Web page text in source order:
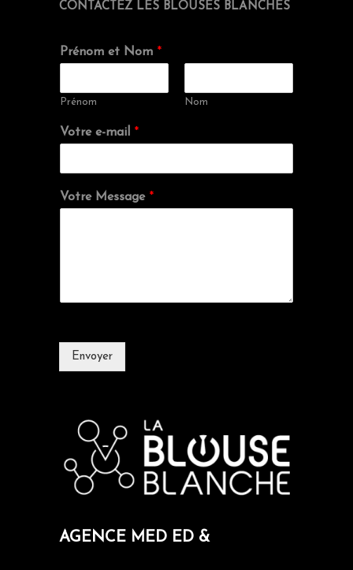
CONTACTEZ LES BLOUSES BLANCHES
Prénom et Nom *
Prénom Nom
Votre e-mail *
Votre Message *
Envoyer
AGENCE MED ED &